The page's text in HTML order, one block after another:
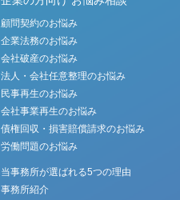
顧問契約のお悩み
企業法務のお悩み
会社破産のお悩み
法人・会社任意整理のお悩み
民事再生のお悩み
会社事業再生のお悩み
債権回収・損害賠償請求のお悩み
労働問題のお悩み
当事務所が選ばれる5つの理由
事務所紹介